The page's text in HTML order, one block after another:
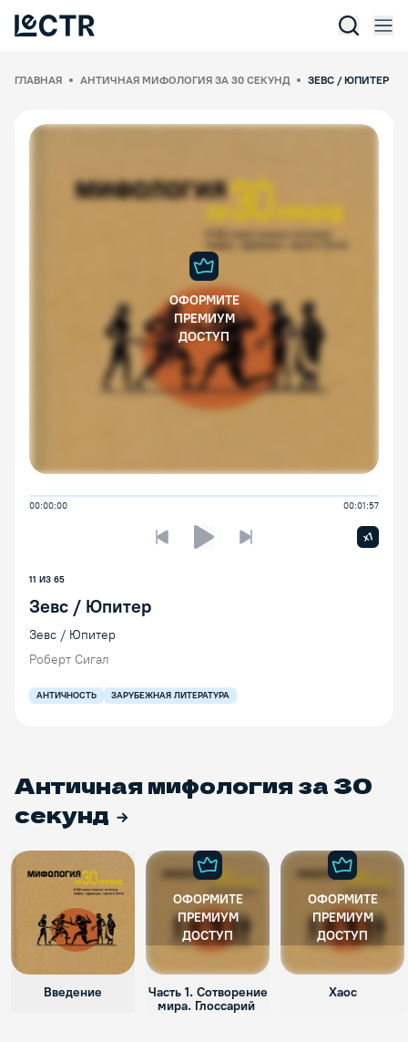
ГЛАВНАЯ АНТИЧНАЯ МИФОЛОГИЯ ЗА 30 СЕКУНД ЗЕВС / ЮПИТЕР
ОФОРМИТЕ
ПРЕМИУМ
ДОСТУП
00:00:00 00:01:57
Предыдущая лекцияСледующая лекция
x1
11 ИЗ 65
Зевс / Юпитер
Зевс / Юпитер
Роберт Сигал
АНТИЧНОСТЬ ЗАРУБЕЖНАЯ ЛИТЕРАТУРА
Античная мифология за 30
секунд
Введение
ОФОРМИТЕ
ПРЕМИУМ
ДОСТУП
Часть 1. Сотворение
мира. Глоссарий
ОФОРМИТЕ
ПРЕМИУМ
ДОСТУП
Хаос